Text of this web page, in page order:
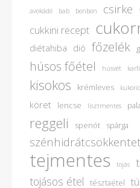
avokádó bab bonbon csirke
cukkini recept
diétahiba dió főzelék
húsos főétel húsvét
kisokos krémleves
köret lencse lisztmentes
reggeli spenót spárga
tejmentes tojás
tojásos étel
tésztaétel